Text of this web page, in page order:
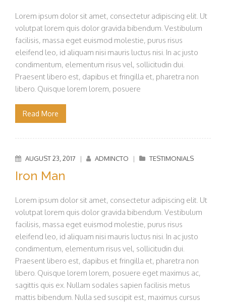
Lorem ipsum dolor sit amet, consectetur adipiscing elit. Ut
volutpat lorem quis dolor gravida bibendum. Vestibulum
facilisis, massa eget euismod molestie, purus risus
eleifend leo, id aliquam nisi mauris luctus nisi. In ac justo
condimentum, elementum risus vel, sollicitudin dui.
Praesent libero est, dapibus et fringilla et, pharetra non
libero. Quisque lorem lorem, posuere
Read More
AUGUST 23, 2017 | ADMINCTO | TESTIMONIALS
Iron Man
Lorem ipsum dolor sit amet, consectetur adipiscing elit. Ut
volutpat lorem quis dolor gravida bibendum. Vestibulum
facilisis, massa eget euismod molestie, purus risus
eleifend leo, id aliquam nisi mauris luctus nisi. In ac justo
condimentum, elementum risus vel, sollicitudin dui.
Praesent libero est, dapibus et fringilla et, pharetra non
libero. Quisque lorem lorem, posuere eget maximus ac,
sagittis quis ex. Nullam sodales sapien facilisis metus
mattis bibendum. Nulla sed suscipit est, maximus cursus